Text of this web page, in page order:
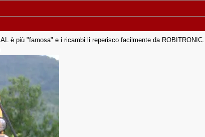
è più "famosa" e i ricambi li reperisco facilmente da